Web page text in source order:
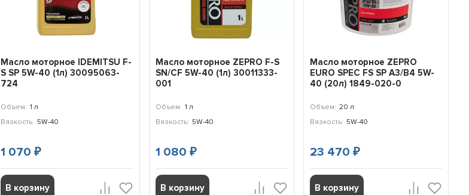
Масло моторное IDEMITSU F-
S SP 5W-40 (1л) 30095063-
724
Объем: 1 л
Вязкость: 5W-40
1 070₽
В корзину
Масло моторное ZEPRO F-S
SN/CF 5W-40 (1л) 30011333-
001
Объем: 1 л
Вязкость: 5W-40
1 080 ₽
В корзину
Масло моторное ZEPRO
EURO SPEC FS SP A3/B4 5W-
40 (20л) 1849-020-0
Объем: 20 л
Вязкость: 5W-40
23 470 ₽
В корзину